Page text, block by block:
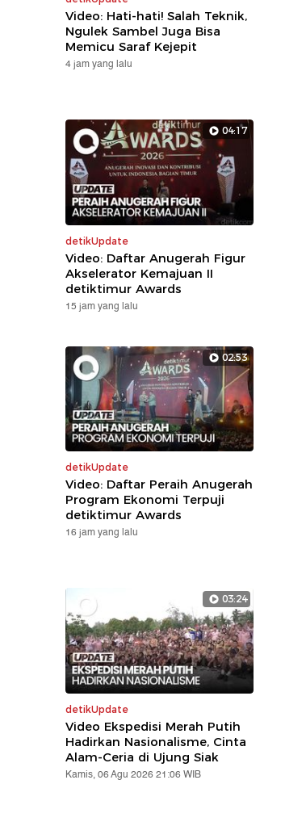
Video: Hati-hati! Salah Teknik,
Ngulek Sambel Juga Bisa
Memicu Saraf Kejepit
4 jam yang lalu
04:17
detikUpdate
Video: Daftar Anugerah Figur
Akselerator Kemajuan II
detiktimur Awards
15 jam yang lalu
02:53
detikUpdate
Video: Daftar Peraih Anugerah
Program Ekonomi Terpuji
detiktimur Awards
16 jam yang lalu
03:24
detikUpdate
Video Ekspedisi Merah Putih
Hadirkan Nasionalisme, Cinta
Alam-Ceria di Ujung Siak
Kamis, 06 Agu 2026 21:06 WIB